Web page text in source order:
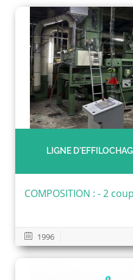
LIGNE
COMPOSITION : - 2
1996